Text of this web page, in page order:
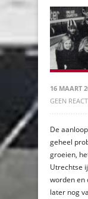
16 MAART
GEEN
De
geheel
groeien,
Utrechtse
worden en
later nog